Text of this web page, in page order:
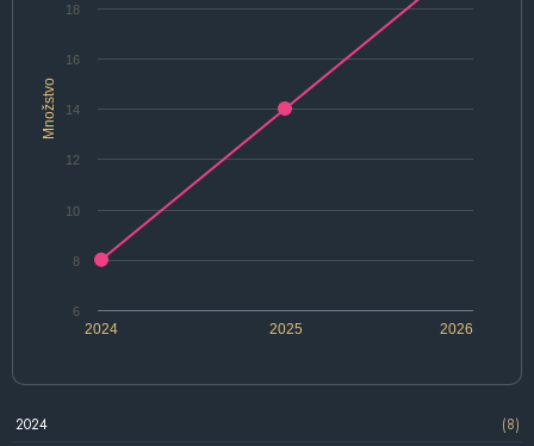
Množstvo
2024 2026
2025
6
8
10
12
14
16
18
2024
(8)